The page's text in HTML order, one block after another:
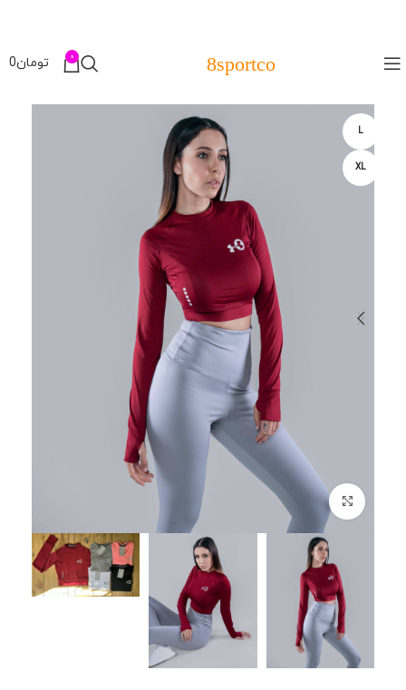
8sportco
0 تومان0
L
XL
برای بزرگنمایی کلیک کنید